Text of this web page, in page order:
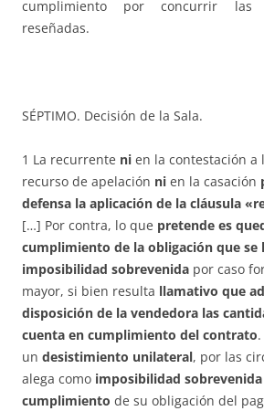
cumplimiento por concurrir las
reseñadas.
SÉPTIMO. Decisión de la Sala.
1 La recurrente ni en la contestación a
recurso de apelación ni en la casación
defensa la aplicación de la cláusula
[…] Por contra, lo que pretende es
cumplimiento de la obligación que se
imposibilidad sobrevenida por caso
mayor, si bien resulta llamativo que
disposición de la vendedora las
cuenta en cumplimiento del contrato
un desistimiento unilateral, por las
alega como imposibilidad
cumplimiento de su obligación del